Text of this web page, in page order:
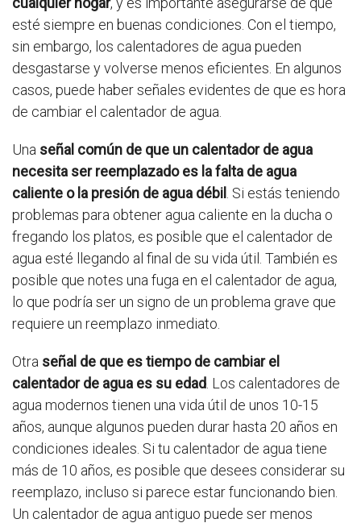
esté siempre en buenas condiciones. Con el tiempo,
sin embargo, los calentadores de agua pueden
desgastarse y volverse menos eficientes. En algunos
casos, puede haber señales evidentes de que es hora
de cambiar el calentador de agua.
Una señal común de que un calentador de agua
necesita ser reemplazado es la falta de agua
caliente o la presión de agua débil . Si estás teniendo
problemas para obtener agua caliente en la ducha o
fregando los platos, es posible que el calentador de
agua esté llegando al final de su vida útil. También es
posible que notes una fuga en el calentador de agua,
lo que podría ser un signo de un problema grave que
requiere un reemplazo inmediato.
Otra señal de que es tiempo de cambiar el
calentador de agua es su edad . Los calentadores de
agua modernos tienen una vida útil de unos 10-15
años, aunque algunos pueden durar hasta 20 años en
condiciones ideales. Si tu calentador de agua tiene
más de 10 años, es posible que desees considerar su
reemplazo, incluso si parece estar funcionando bien.
Un calentador de agua antiguo puede ser menos